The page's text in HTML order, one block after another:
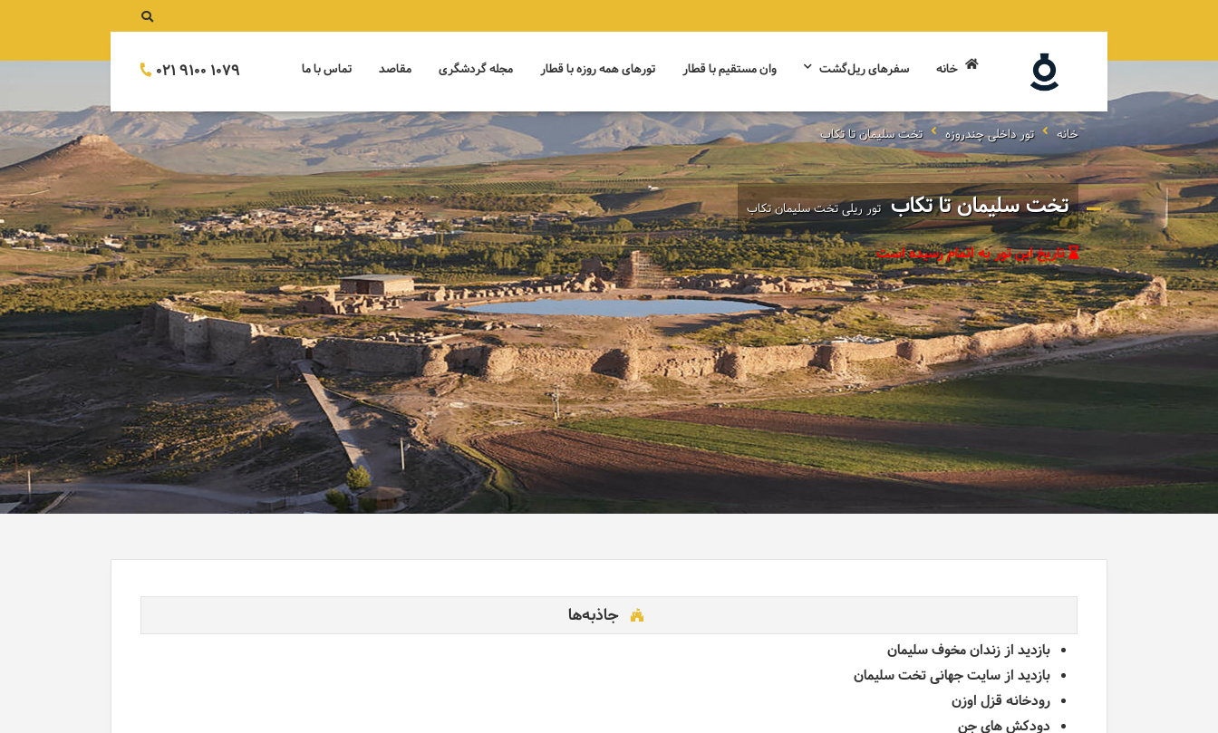
خانه سفرهای ریل‌گشت وان مستقیم با قطار تورهای همه روزه با قطار مجله گردشگری مقاصد تماس با ما 021 9100 1079
خانه تور داخلی چندروزه تخت سلیمان تا تکاب
تخت سلیمان تا تکاب تور ریلی تخت سلیمان تکاب
تاریخ این تور به اتمام رسیده است
جاذبه‌ها
بازدید از زندان مخوف سلیمان
بازدید از سایت جهانی تخت سلیمان
رودخانه قزل اوزن
دودکش های جن